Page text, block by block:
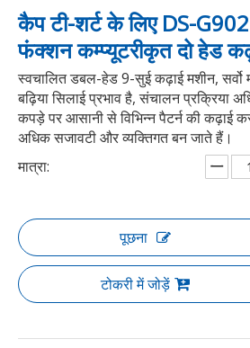
कैप टी-शर्ट के लिए DS-G902
फंक्शन कम्प्यूटरीकृत दो हेड
स्वचालित डबल-हेड 9-सुई कढ़ाई मशीन, सर्वो
बढ़िया सिलाई प्रभाव है, संचालन प्रक्रिया
कपड़े पर आसानी से विभिन्न पैटर्न की
अधिक सजावटी और व्यक्तिगत बन जाते हैं।
मात्रा:
पूछना
टोकरी में जोड़ें